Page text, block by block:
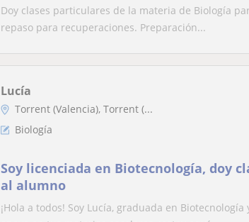
Doy clases particulares de la materia de Biología
repaso para recuperaciones. Preparación...
Lucía
Torrent (Valencia), Torrent (...
Biología
Soy licenciada en Biotecnología, doy
al alumno
¡Hola a todos! Soy Lucía, graduada en